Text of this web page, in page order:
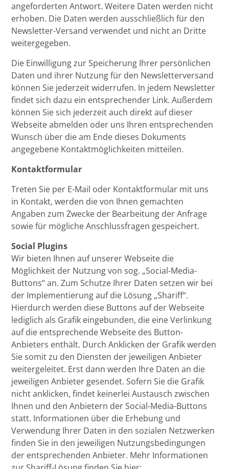
angeforderten Antwort. Weitere Daten werden nicht
erhoben. Die Daten werden ausschließlich für den
Newsletter-Versand verwendet und nicht an Dritte
weitergegeben.
Die Einwilligung zur Speicherung Ihrer persönlichen
Daten und ihrer Nutzung für den Newsletterversand
können Sie jederzeit widerrufen. In jedem Newsletter
findet sich dazu ein entsprechender Link. Außerdem
können Sie sich jederzeit auch direkt auf dieser
Webseite abmelden oder uns Ihren entsprechenden
Wunsch über die am Ende dieses Dokuments
angegebene Kontaktmöglichkeiten mitteilen.
Kontaktformular
Treten Sie per E-Mail oder Kontaktformular mit uns
in Kontakt, werden die von Ihnen gemachten
Angaben zum Zwecke der Bearbeitung der Anfrage
sowie für mögliche Anschlussfragen gespeichert.
Social Plugins
Wir bieten Ihnen auf unserer Webseite die
Möglichkeit der Nutzung von sog. „Social-Media-
Buttons“ an. Zum Schutze Ihrer Daten setzen wir bei
der Implementierung auf die Lösung „Shariff“.
Hierdurch werden diese Buttons auf der Webseite
lediglich als Grafik eingebunden, die eine Verlinkung
auf die entsprechende Webseite des Button-
Anbieters enthält. Durch Anklicken der Grafik werden
Sie somit zu den Diensten der jeweiligen Anbieter
weitergeleitet. Erst dann werden Ihre Daten an die
jeweiligen Anbieter gesendet. Sofern Sie die Grafik
nicht anklicken, findet keinerlei Austausch zwischen
Ihnen und den Anbietern der Social-Media-Buttons
statt. Informationen über die Erhebung und
Verwendung Ihrer Daten in den sozialen Netzwerken
finden Sie in den jeweiligen Nutzungsbedingungen
der entsprechenden Anbieter. Mehr Informationen